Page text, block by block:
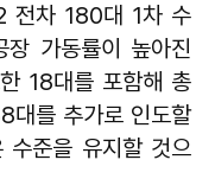
전차 180대 1차 수
가동률이 높아진
18대를 포함해 총
대를 추가로 인도할
수준을 유지할 것으